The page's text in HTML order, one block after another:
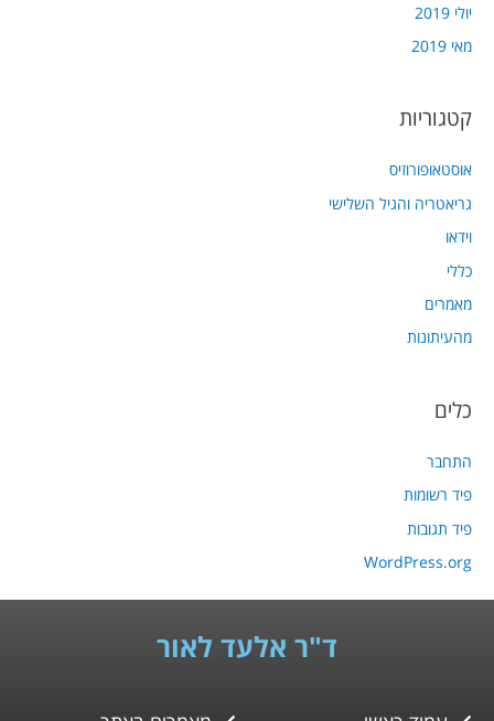
יולי 2019
מאי 2019
קטגוריות
אוסטאופורוזיס
גריאטריה והגיל השלישי
וידאו
כללי
מאמרים
מהעיתונות
כלים
התחבר
פיד רשומות
פיד תגובות
WordPress.org
ד"ר אלעד לאור